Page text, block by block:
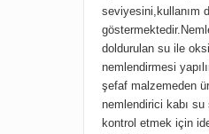
seviyesini,kullanım
doldurulan su ile
nemlendirmesi
şefaf malzemeden
nemlendirici kabı
kontrol etmek için